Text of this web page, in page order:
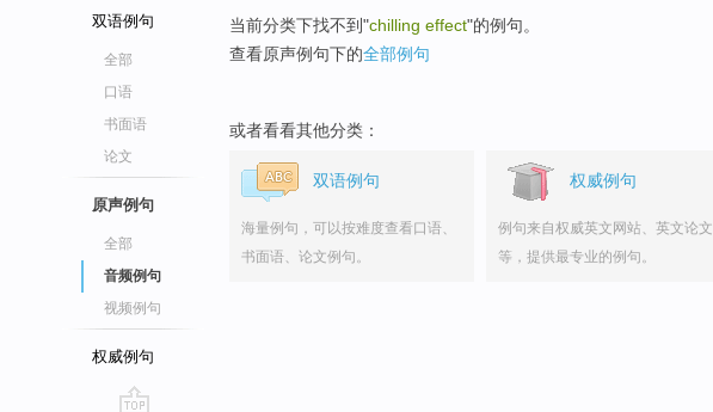
双语例句
全部
口语
书面语
论文
原声例句
全部
音频例句
视频例句
权威例句
当前分类下找不到"chilling effect"的例句。
查看原声例句下的全部例句
或者看看其他分类：
双语例句
海量例句，可以按难度查看口语、
书面语、论文例句。
权威例句
例句来自权威英文网站、英文论文
等，提供最专业的例句。